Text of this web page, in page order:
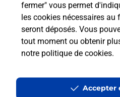
fermer" vous permet
les cookies nécessaires
seront déposés. Vous
tout moment ou obtenir
notre politique de cookies.
Accepter
Localiser Liste Boîtes aux lettres
Accessibilité : partiellement